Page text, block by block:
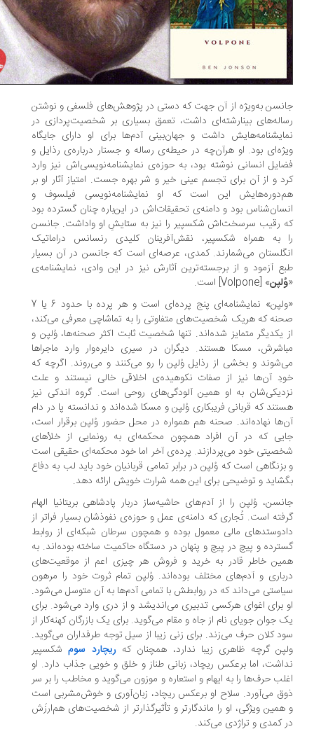
به‌ویژه از آن جهت که دستی در پژوهش‌های فلسفی و نوشتن
بینارشته‌ای داشت، تعمق بسیاری بر شخصیت‌پردازی در
داشت و جهان‌بینی آدم‌ها برای او دارای جایگاه
بود. او هرآن‌چه در حیطه‌ی رساله و جستار درباره‌ی رذایل و
انسانی نوشته بود، به حوزه‌ی نمایشنامه‌نویسی‌اش نیز وارد
و از آن برای تجسم عینی خیر و شر بهره جست. امتیاز آثار او بر
این است که او نمایشنامه‌نویسی فیلسوف و
بود و دامنه‌ی تحقیقات‌اش در این‌باره چنان گسترده بود
رقیب سرسخت‌اش شکسپیر را نیز به ستایشِ او واداشت. جانسن
به همراه شکسپیر، نقش‌آفرینان کلیدی رنسانس دراماتیک
می‌شمارند. کمدی، عرصه‌ای است که جانسن در آن بسیار
آزمود و از برجسته‌ترین آثارش نیز در این وادی، نمایشنامه‌ی
» [‏‎Volpone] است.
«ولپن» نمایشنامه‌ای پنج پرده‌ای است و هر پرده با حدود 6 یا 7
که هریک شخصیت‌های متفاوتی را به تماشاچی معرفی می‌کند،
یکدیگر متمایز شده‌اند. تنها شخصیت ثابت اکثر صحنه‌ها، وُلپن و
مسکا هستند. دیگران در سیری دایره‌وار وارد ماجراها
و بخشی از رذایل وُلپن را رو می‌کنند و می‌روند. اگرچه که
آن‌ها نیز از صفات نکوهیده‌ی اخلاقی خالی نیستند و علت
به او همین آلودگی‌های روحی است. گروه اندکی نیز
که قربانی فریبکاری وُلپن و مسکا شده‌اند و ندانسته پا در دام
نهاده‌اند. صحنه هم همواره در محل حضور وُلپن برقرار است،
که در آن افراد همچون محکمه‌ای به رونمایی از خلأهای
خود می‌پردازند. پرده‌ی آخر اما خود محکمه‌ای حقیقی است
است که وُلپن در برابر تمامی قربانیان خود باید لب به دفاع
و توضیحی برای این همه شرارت خویش ارائه دهد.
وُلپن را از آدم‌های حاشیه‌ساز دربار پادشاهی بریتانیا الهام
است. تُجاری که دامنه‌ی عمل و حوزه‌ی نفوذشان بسیار فراتر از
مالی معمول بوده و همچون سرطان شبکه‌ای از روابط
و پیچ در پیچ و پنهان در دستگاه حاکمیت ساخته بوده‌اند. به
خاطر قادر به خرید و فروش هر چیزی اعم از موقعیت‌های
و آدم‌های مختلف بوده‌اند. وُلپن تمام ثروت خود را مرهون
می‌داند که در روابطش با تمامی آدم‌ها به آن متوسل می‌شود.
برای اغوای هرکسی تدبیری می‌اندیشد و از دری وارد می‌شود. برای
جوان جویای نام از جاه و مقام می‌گوید. برای یک بازرگان کهنه‌کار از
کلان حرف می‌زند. برای زنی زیبا از سیل توجه طرفداران می‌گوید.
گرچه ظاهری زیبا ندارد، همچنان کهریچارد سومشکسپیر
اما برعکس ریچاد، زبانی طناز و خلق و خویی جذاب دارد. او
حرف‌ها را به ایهام و استعاره و موزون می‌گوید و مخاطب را بر سر
می‌آورد. سلاح او برعکس ریچاد، زبان‌آوری و خوش‌مشربی است
ویژگی، او را ماندگارتر و تأثیرگذارتر از شخصیت‌های هم‌ارزَش
کمدی و تراژدی می‌کند.